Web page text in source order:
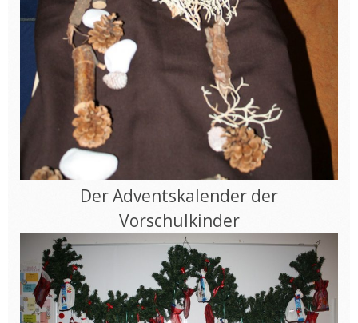
Der Adventskalender der
Vorschulkinder